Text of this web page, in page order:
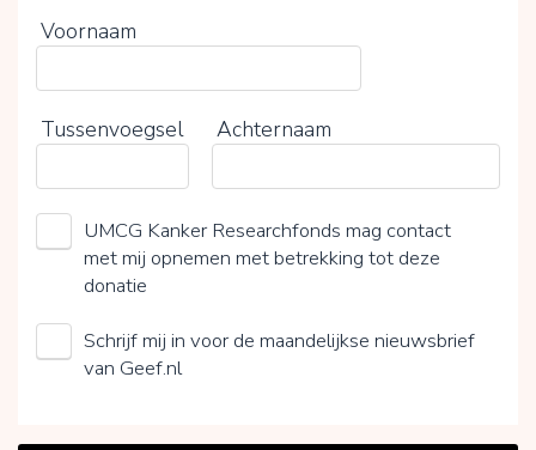
Voornaam
Tussenvoegsel Achternaam
UMCG Kanker Researchfonds mag contact
met mij opnemen met betrekking tot deze
donatie
Schrijf mij in voor de maandelijkse nieuwsbrief
van Geef.nl